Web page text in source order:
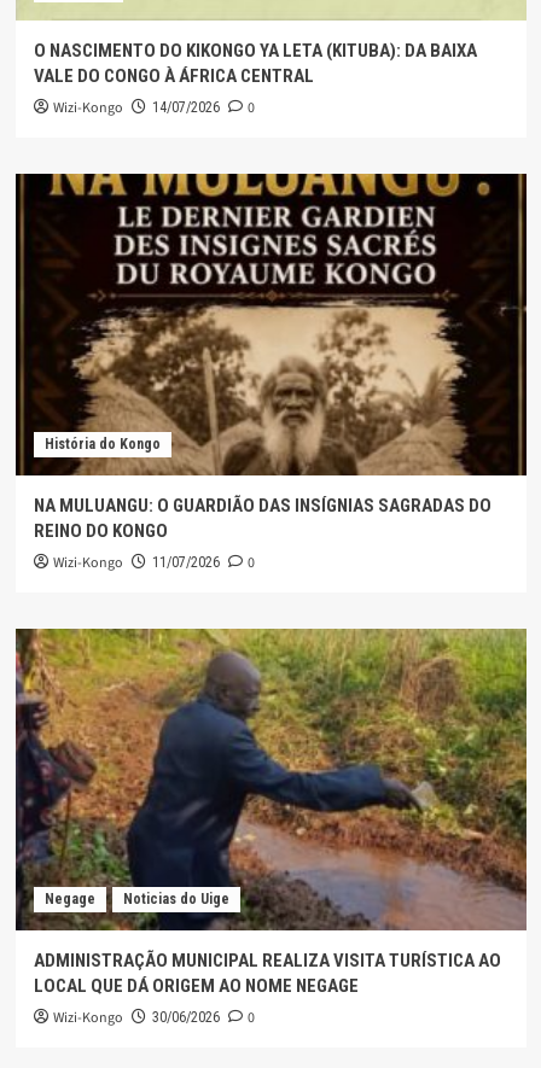
O NASCIMENTO DO KIKONGO YA LETA (KITUBA): DA BAIXA
VALE DO CONGO À ÁFRICA CENTRAL
Wizi-Kongo 14/07/2026 0
História do Kongo
NA MULUANGU: O GUARDIÃO DAS INSÍGNIAS SAGRADAS DO
REINO DO KONGO
Wizi-Kongo 11/07/2026 0
Negage Noticias do Uige
ADMINISTRAÇÃO MUNICIPAL REALIZA VISITA TURÍSTICA AO
LOCAL QUE DÁ ORIGEM AO NOME NEGAGE
Wizi-Kongo 30/06/2026 0